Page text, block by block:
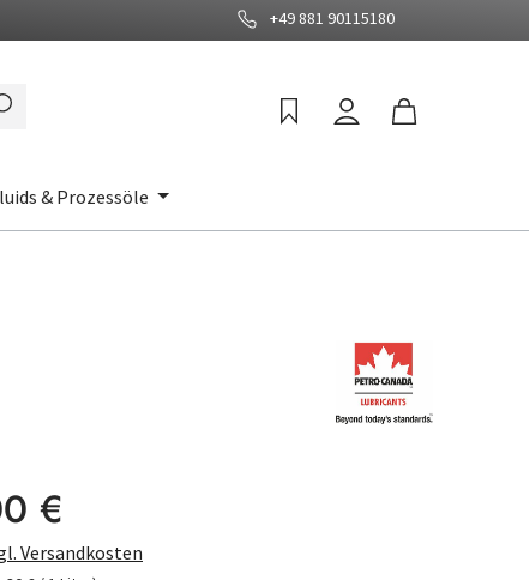
+49 881 90115180
& Prozessöle
€
Versandkosten